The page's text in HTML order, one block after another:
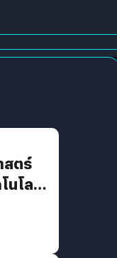
สตร์
นโลยี